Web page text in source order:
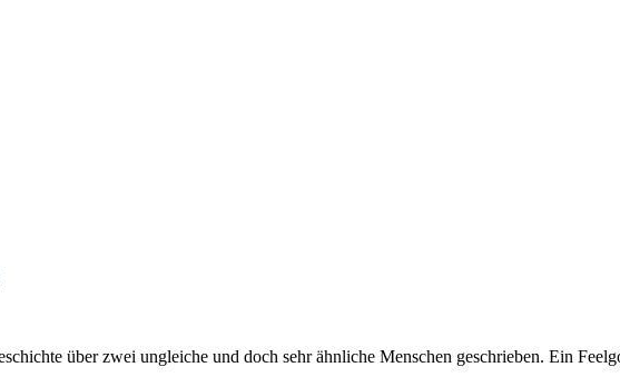
über zwei ungleiche und doch sehr ähnliche Menschen geschrieben. Ein